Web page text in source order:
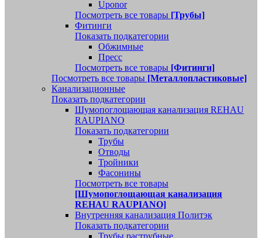
Uponor
Посмотреть все товары [Трубы]
Фитинги
Показать подкатегории
Обжимные
Пресс
Посмотреть все товары [Фитинги]
Посмотреть все товары [Металлопластиковые]
Канализационные
Показать подкатегории
Шумопоглощающая канализация REHAU
RAUPIANO
Показать подкатегории
Трубы
Отводы
Тройники
Фасонины
Посмотреть все товары
[Шумопоглощающая канализация
REHAU RAUPIANO]
Внутренняя канализация Политэк
Показать подкатегории
Трубы раструбные